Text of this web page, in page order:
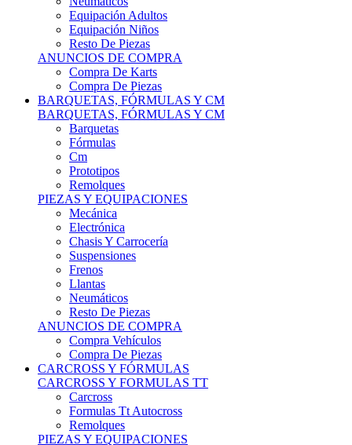
Equipación Niños
Resto De Piezas
ANUNCIOS DE COMPRA
Compra De Karts
Compra De Piezas
BARQUETAS, FÓRMULAS Y CM
BARQUETAS, FÓRMULAS Y CM
Barquetas
Fórmulas
Cm
Prototipos
Remolques
PIEZAS Y EQUIPACIONES
Mecánica
Electrónica
Chasis Y Carrocería
Suspensiones
Frenos
Llantas
Neumáticos
Resto De Piezas
ANUNCIOS DE COMPRA
Compra Vehículos
Compra De Piezas
CARCROSS Y FÓRMULAS
CARCROSS Y FORMULAS TT
Carcross
Formulas Tt Autocross
Remolques
PIEZAS Y EQUIPACIONES
Mecanica